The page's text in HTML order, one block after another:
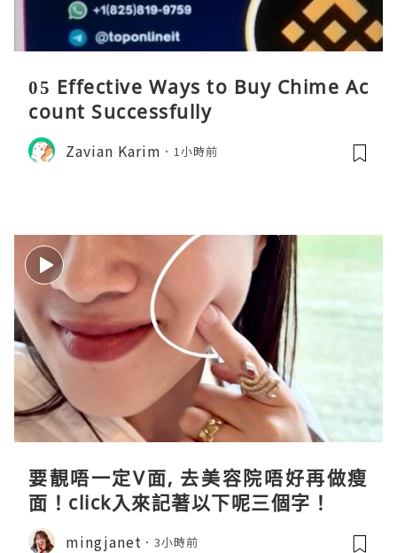
05 Effective Ways to Buy Chime Ac
count Successfully
Zavian Karim 1小時前
要靚唔一定V面, 去美容院唔好再做瘦
面！click入來記著以下呢三個字！
mingjanet 3小時前